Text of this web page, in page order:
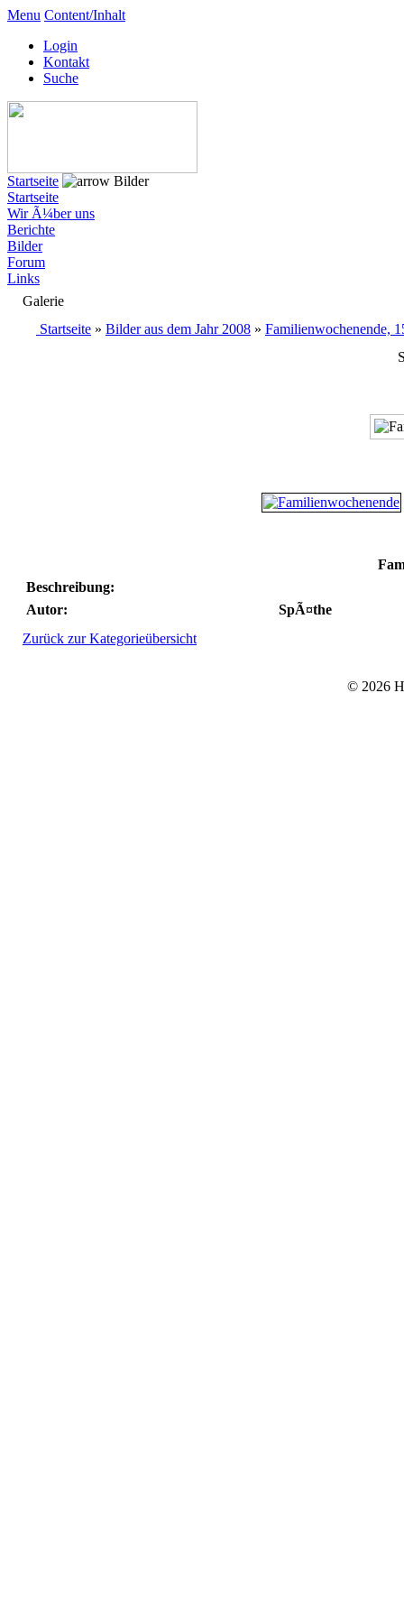
Menu Content/Inhalt
Login
Kontakt
Suche
Startseite
Bilder
Startseite
Wir Ã¼ber uns
Berichte
Bilder
Forum
Links
Galerie
Startseite » Bilder aus dem Jahr 2008 » Familienwochenende,
Beschreibung:
Autor:
SpÃ¤the
Zurück zur Kategorieübersicht
© 2026